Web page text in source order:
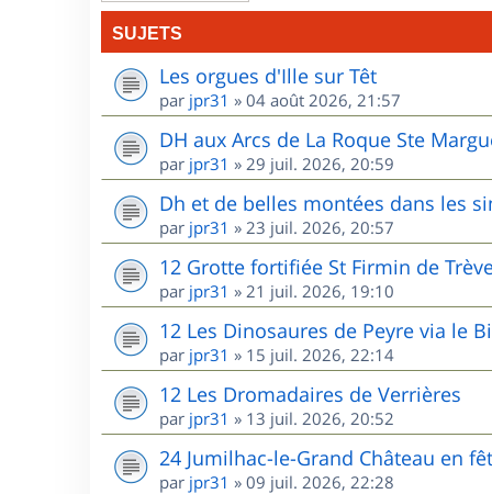
SUJETS
Les orgues d'Ille sur Têt
par jpr31 » 04 août 2026, 21:57
DH aux Arcs de La Roque Ste
par jpr31 » 29 juil. 2026, 20:59
Dh et de belles montées dans les
par jpr31 » 23 juil. 2026, 20:57
12 Grotte fortifiée St Firmin de
par jpr31 » 21 juil. 2026, 19:10
12 Les Dinosaures de Peyre via le
par jpr31 » 15 juil. 2026, 22:14
12 Les Dromadaires de Verrières
par jpr31 » 13 juil. 2026, 20:52
24 Jumilhac-le-Grand Château en
par jpr31 » 09 juil. 2026, 22:28